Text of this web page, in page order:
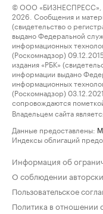
© ООО «БИЗНЕСПРЕСС»,
2026. Сообщения и
(свидетельство о
выдано Федеральной
информационных
(Роскомнадзор)
издания «РБК»
информации выдано
информационных
(Роскомнадзор)
сопровождаются
Владельцем сайта
Данные предоставлены:
Индексы облигаций
Информация об
О соблюдении
Пользовательское
Политика в отношении